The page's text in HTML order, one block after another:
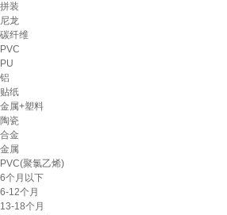
拼装
尼龙
碳纤维
PVC
PU
铝
贴纸
金属+塑料
陶瓷
合金
金属
PVC(聚氯乙烯)
6个月以下
6-12个月
13-18个月